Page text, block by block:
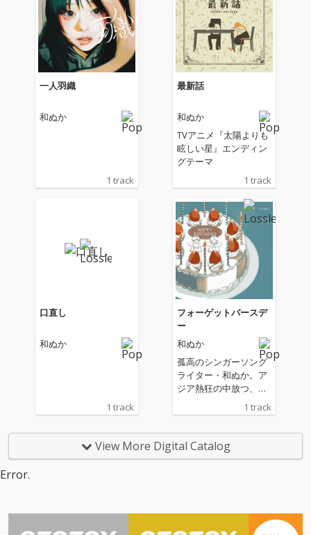
一人羽織
和ぬか
1 track
最新話
和ぬか
TVアニメ『太陽よりも
眩しい星』エンディン
グテーマ
1 track
口直し
和ぬか
1 track
フォーゲットバースデ
ー
和ぬか
孤高のシンガーソング
ライター・和ぬか。ア
ジア熱狂の中放つ、バ
ースデーシングル！​和
楽器のようなビートと
のマッチングが耳に残
るアッパーチューン。
1 track
View More Digital Catalog
Error.